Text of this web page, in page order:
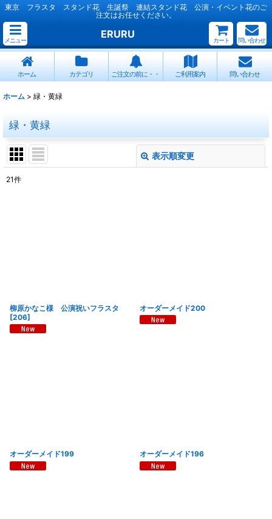
東京 フラスタ スタンド花 生誕祭 連結スタンド花 公演・イベント花のご
注文はお任せください。
メニュー
ERURU
カート 問い合わせ
ホーム カテゴリ ご注文の前に・・ ご利用案内 問い合わせ
ホーム > 緑・黄緑
緑・黄緑
表示順変更
21件
柳原かなこ様 公演祝いフラスタ
[206]
オーダーメイド200
オーダーメイド199 オーダーメイド196